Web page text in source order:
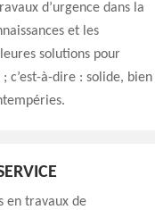
d’urgence dans la
et les
solutions pour
c’est-à-dire : solide, bien
en travaux de